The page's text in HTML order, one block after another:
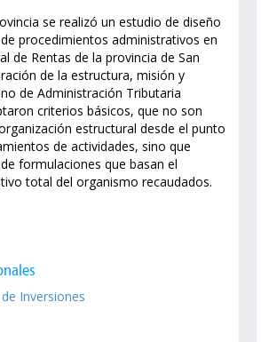
se realizó un estudio de diseño
procedimientos administrativos en
de Rentas de la provincia de San
de la estructura, misión y
de Administración Tributaria
criterios básicos, que no son
estructural desde el punto
de actividades, sino que
formulaciones que basan el
total del organismo recaudados.
Inversiones